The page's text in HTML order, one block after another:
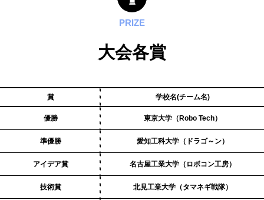
PRIZE
大会各賞
賞 学校名(チーム名)
優勝 東京大学（Robo Tech）
準優勝 愛知工科大学（ドラゴ～ン）
アイデア賞 名古屋工業大学（ロボコン工房）
技術賞 北見工業大学（タマネギ戦隊）